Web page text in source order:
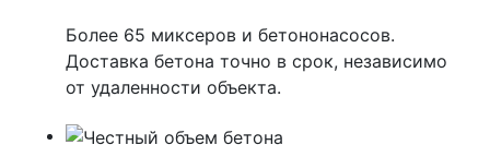
Более 65 миксеров и бетононасосов.
Доставка бетона точно в срок, независимо
от удаленности объекта.